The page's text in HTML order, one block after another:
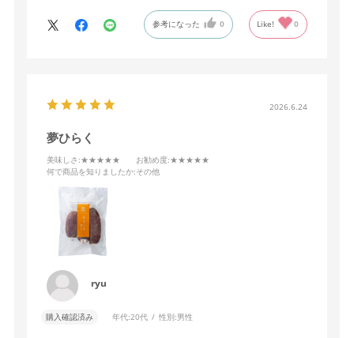
参考になった 0 Like! 0
2026.6.24
夢ひらく
美味しさ :★★★★★ お勧め度:★★★★★
何で商品を知りましたか:その他
ryu
購入確認済み 年代:20代 性別:男性